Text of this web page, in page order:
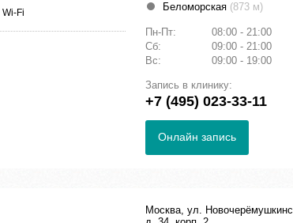
Wi-Fi
Беломорская (873 м)
Пн-Пт:
08:00 - 21:00
Сб:
09:00 - 21:00
Вс:
09:00 - 19:00
Запись в клинику:
+7 (495) 023-33-11
Онлайн запись
Москва, ул.